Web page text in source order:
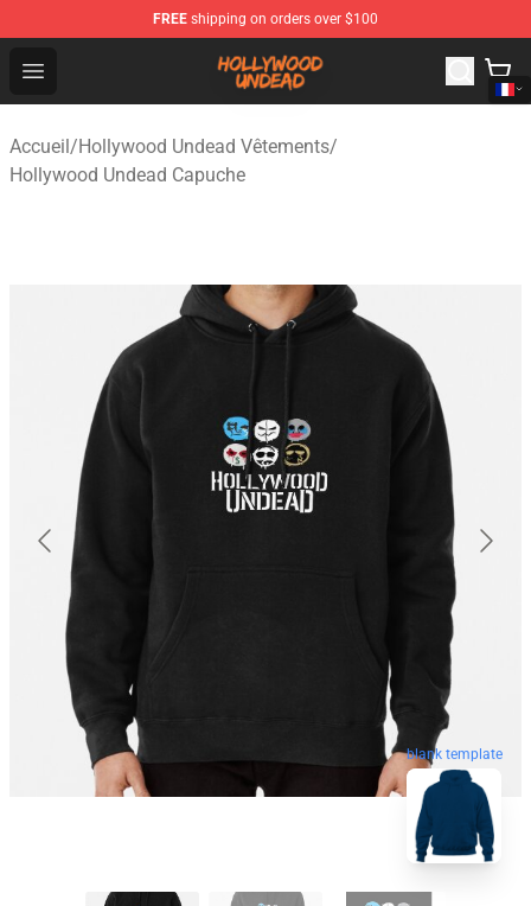
FREE shipping on orders over $100
Open menu
Hollywood Undead Shop - Official Hollywood Undead
Accueil/Hollywood Undead Vêtements/
Hollywood Undead Capuche
blank template